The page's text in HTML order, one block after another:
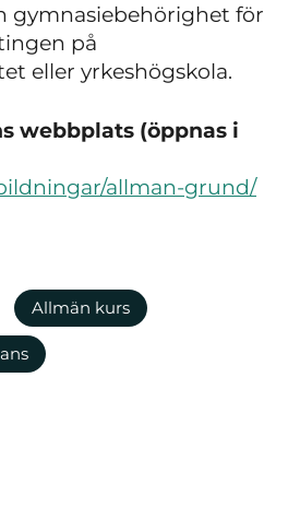
gymnasiebehörighet för
på
eller yrkeshögskola.
webbplats (öppnas i
allman-grund/
Allmän kurs